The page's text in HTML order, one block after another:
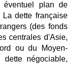
plan de
La dette française
(des fonds
centrales d'Asie,
ou du Moyen-
négociable,